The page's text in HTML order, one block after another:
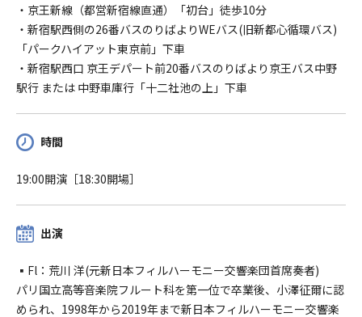
・京王新線（都営新宿線直通）「初台」徒歩10分
・新宿駅西側の26番バスのりばよりWEバス(旧新都心循環バス)
「パークハイアット東京前」下車
・新宿駅⻄口 京王デパート前20番バスのりばより京王バス中野
駅行 または 中野車庫行「十二社池の上」下車
時間
19:00開演［18:30開場］
出演
▪︎Fl：荒川 洋(元新日本フィルハーモニー交響楽団首席奏者)
パリ国立高等音楽院フルート科を第一位で卒業後、小澤征爾に認
められ、1998年から2019年まで新日本フィルハーモニー交響楽